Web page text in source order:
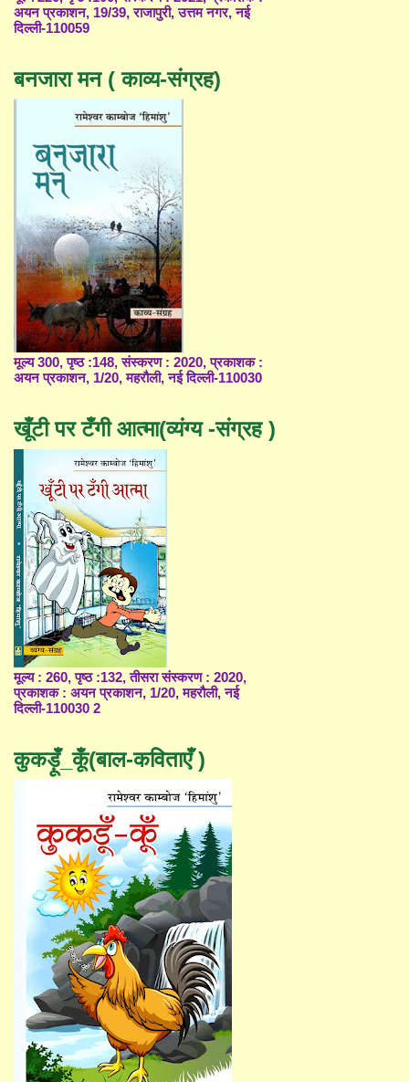
अयन प्रकाशन, 19/39, राजापुरी, उत्तम नगर, नई
दिल्ली-110059
बनजारा मन ( काव्य-संग्रह)
मूल्य 300, पृष्ठ :148, संस्करण : 2020, प्रकाशक :
अयन प्रकाशन, 1/20, महरौली, नई दिल्ली-110030
खूँटी पर टँगी आत्मा(व्यंग्य -संग्रह )
मूल्य : 260, पृष्ठ :132, तीसरा संस्करण : 2020,
प्रकाशक : अयन प्रकाशन, 1/20, महरौली, नई
दिल्ली-110030 2
कुकड़ूँ_कूँ(बाल-कविताएँ )